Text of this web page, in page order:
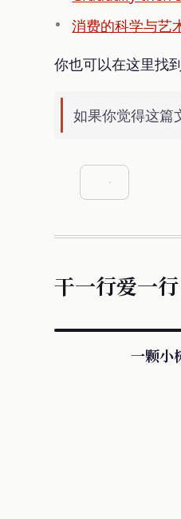
消费的科学与艺
你也可以在这里找
如果你觉得这篇
干一行爱一行
一颗小